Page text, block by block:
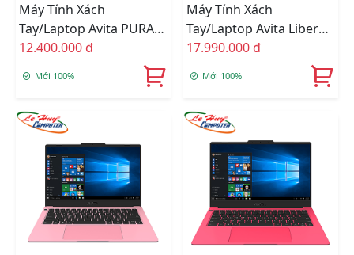
Máy Tính Xách
Tay/Laptop Avita PURA
NS14A6VNF541 (i5-
8279U/RAM 8GB/256GB
SSD/14Inch
12.400.000 đ
Mới 100%
Máy Tính Xách
Tay/Laptop Avita Liber
V14 NS14A9 (R5-
4500U/8GB RAM/512GB
SSD/14" FHD/Win 10)
17.990.000 đ
Mới 100%